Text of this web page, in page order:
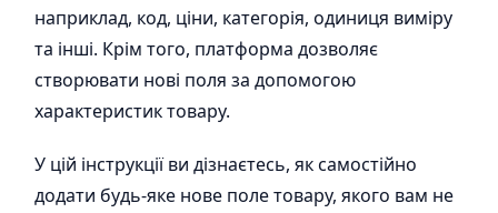
наприклад, код, ціни, категорія, одиниця виміру
та інші. Крім того, платформа дозволяє
створювати нові поля за допомогою
характеристик товару.
У цій інструкції ви дізнаєтесь, як самостійно
додати будь-яке нове поле товару, якого вам не